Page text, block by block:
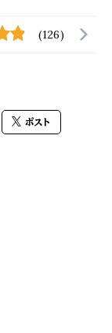
(126)
ポスト